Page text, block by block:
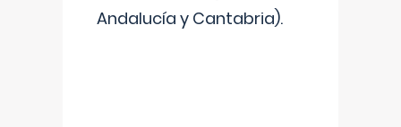
Andalucía y Cantabria).